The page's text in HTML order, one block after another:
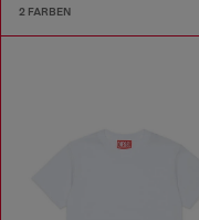
2 FARBEN